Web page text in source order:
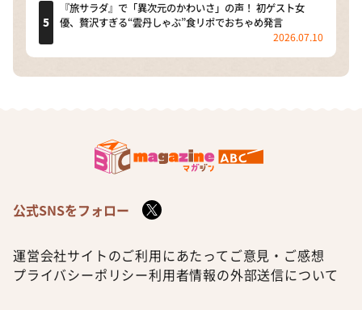
『旅サラダ』で「異次元のかわいさ」の声！ 初ゲスト女
優、贅沢すぎる“雲丹しゃぶ”食リポでおちゃめ発言
2026.07.10
公式SNSをフォロー
運営会社サイトのご利用にあたって ご意見・ご感想
プライバシーポリシー利用者情報の外部送信について